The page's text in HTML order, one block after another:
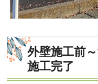
外壁施工前
施工完了